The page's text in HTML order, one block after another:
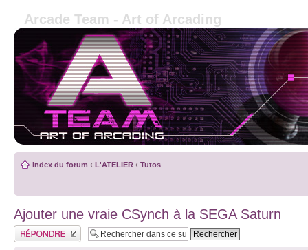
Arcade Team - Art of Arcading
Index du forum ‹ L'ATELIER ‹ Tutos
Ajouter une vraie CSynch à la SEGA Saturn
Publier une réponse